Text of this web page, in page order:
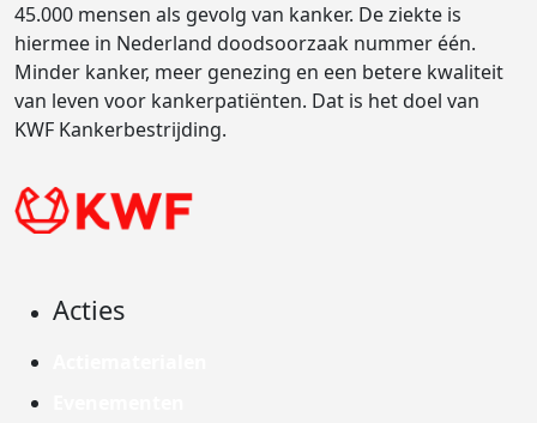
45.000 mensen als gevolg van kanker. De ziekte is
hiermee in Nederland doodsoorzaak nummer één.
Minder kanker, meer genezing en een betere kwaliteit
van leven voor kankerpatiënten. Dat is het doel van
KWF Kankerbestrijding.
Acties